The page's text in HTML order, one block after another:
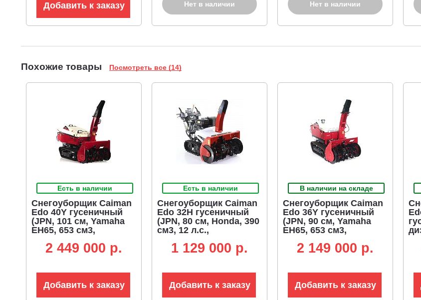
Исключительная дальность выброса: до 19 метров.Куски снега попадают в шнек, где тщательно
Красный индикатор в контрольном окне показывает уровень топлива в баке.
Отличный результат.Двухступенчатая система выброса с дальностью 19 м, высокая производительность – 83 т/ч.
Продолжительность работы на одной заправке до 1,6 часов.
Добавить к заказу Нет в наличии Нет в наличии
Похожие товары Посмотреть все (14)
Есть в наличии
Снегоуборщик Caiman
Edo 40Y гусеничный
(JPN, 101 см, Yamaha
EH65, 653 см3,
гидростатическая
трансмиссия, LED
2 449 000 p.
Добавить к заказу
Есть в наличии
Снегоуборщик Caiman
Edo 32H гусеничный
(JPN, 80 см, Honda, 390
см3, 12 л.с.,
гидростатическая
трансмиссия, LED
1 129 000 p.
Добавить к заказу
В наличии на складе
Снегоуборщик Caiman
Edo 36Y гусеничный
(JPN, 90 см, Yamaha
EH65, 653 см3,
гидростатическая
трансмиссия, LED
2 149 000 p.
Добавить к заказу